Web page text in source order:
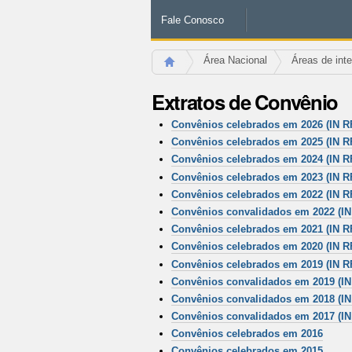
Fale Conosco
Área Nacional Áreas de
Extratos de Convênio
Convênios celebrados em 2026 (IN
Convênios celebrados em 2025 (IN
Convênios celebrados em 2024 (IN
Convênios celebrados em 2023 (IN
Convênios celebrados em 2022 (IN
Convênios convalidados em 2022
Convênios celebrados em 2021 (IN
Convênios celebrados em 2020 (IN
Convênios celebrados em 2019 (IN
Convênios convalidados em 2019
Convênios convalidados em 2018
Convênios convalidados em 2017
Convênios celebrados em 2016